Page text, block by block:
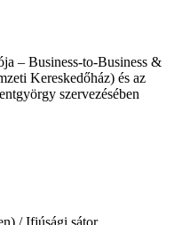
– Business-to-Business &
Kereskedőház) és az
szervezésében
/ Ifjúsági sátor